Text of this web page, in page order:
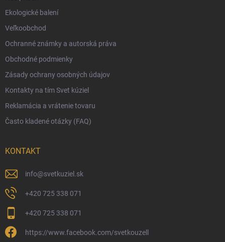
Reklamácia a vrátenie tovaru
Vernostný program
Veľkoobchod
Ekologické balenie objednávok
Obchodné podmienky
Zásady ochrany osobných údajov
Ekologické balení
Veľkoobchod
Ochranné známky a autorská práva
Obchodné podmienky
Zásady ochrany osobných údajov
Kontakty na tím Svet kúziel
Reklamácia a vrátenie tovaru
Často kladené otázky (FAQ)
KONTAKT
info@svetkuziel.sk
+420 725 338 071
+420 725 338 071
https://www.facebook.com/svetkouzell